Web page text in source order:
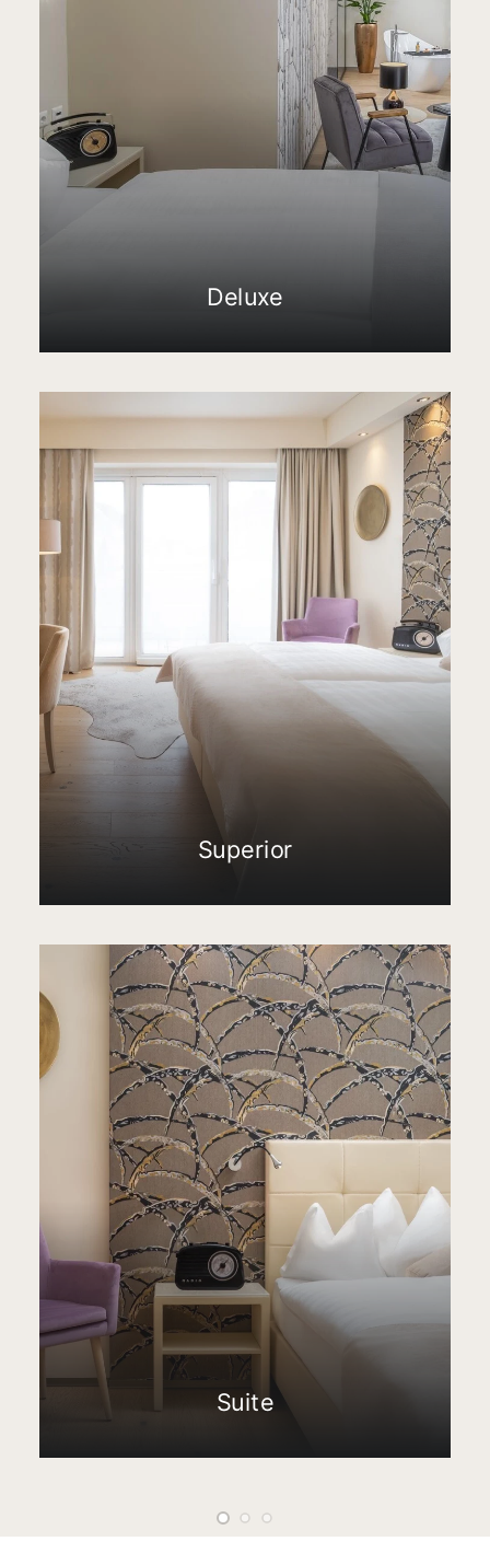
Deluxe
Superior
Suite